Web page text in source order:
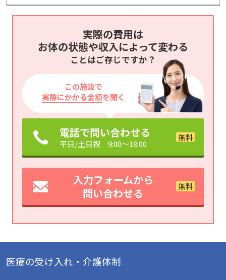
実際の費用は
お体の状態や収入によって変わる
ことはご存じですか？
この施設で
実際にかかる金額を聞く
電話で問い合わせる
平日/土日祝 9:00～18:00
入力フォームから
問い合わせる
医療の受け入れ・介護体制